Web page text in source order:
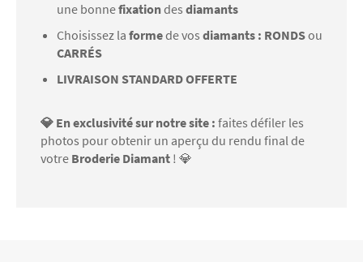
une bonnefixationdes diamants
Choisissez la formede vos diamants : RONDSou
CARRÉS
LIVRAISON STANDARD OFFERTE
💎 En exclusivité sur notre site : faites défiler les
photos pour obtenir un aperçu du rendu final de
votre Broderie Diamant ! 💎